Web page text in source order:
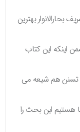
بهترین
اینکه این کتاب
هم شیعه می
این بحث را